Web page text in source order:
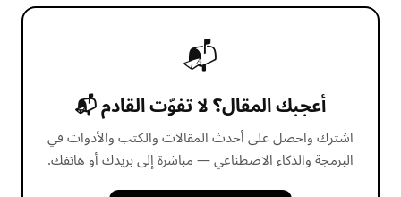
📬
أعجبك المقال؟ لا تفوّت القادم 📬
اشترك واحصل على أحدث المقالات والكتب والأدوات في
البرمجة والذكاء الاصطناعي — مباشرة إلى بريدك أو هاتفك.